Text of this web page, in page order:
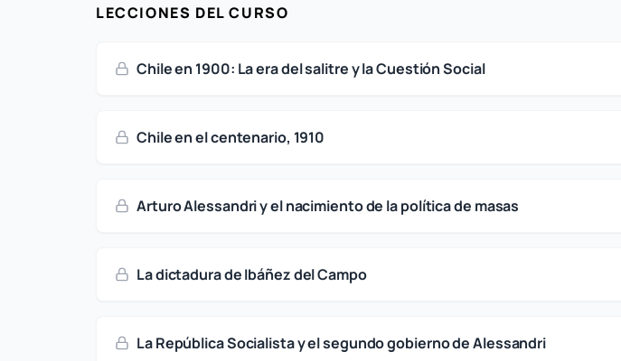
LECCIONES DEL CURSO
Chile en 1900: La era del salitre y la Cuestión Social
Chile en el centenario, 1910
Arturo Alessandri y el nacimiento de la política de masas
La dictadura de Ibáñez del Campo
La República Socialista y el segundo gobierno de Alessandri